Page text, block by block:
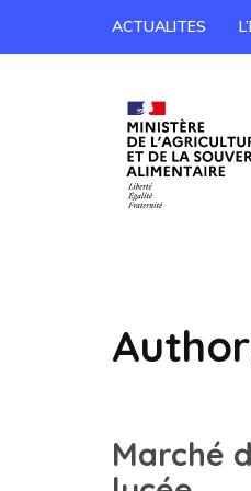
ACTUALITES
Marché